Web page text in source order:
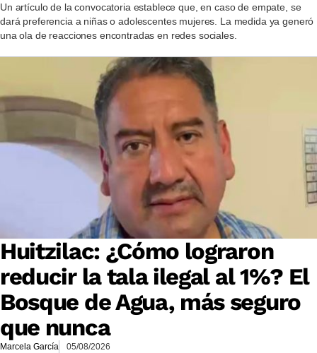
Un artículo de la convocatoria establece que, en caso de empate, se
dará preferencia a niñas o adolescentes mujeres. La medida ya generó
una ola de reacciones encontradas en redes sociales.
Huitzilac: ¿Cómo lograron
reducir la tala ilegal al 1%? El
Bosque de Agua, más seguro
que nunca
Marcela García 05/08/2026